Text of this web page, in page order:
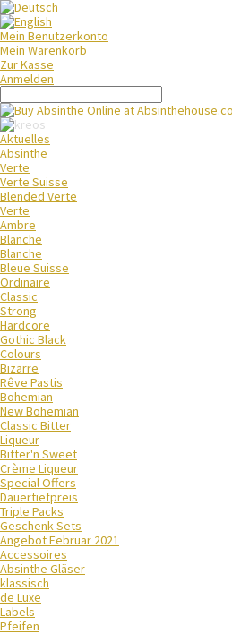
Mein Benutzerkonto
Mein Warenkorb
Zur Kasse
Anmelden
Aktuelles
Absinthe
Verte
Verte Suisse
Blended Verte
Verte
Ambre
Blanche
Blanche
Bleue Suisse
Ordinaire
Classic
Strong
Hardcore
Gothic Black
Colours
Bizarre
Rêve Pastis
Bohemian
New Bohemian
Classic Bitter
Liqueur
Bitter'n Sweet
Crème Liqueur
Special Offers
Dauertiefpreis
Triple Packs
Geschenk Sets
Angebot Februar 2021
Accessoires
Absinthe Gläser
klassisch
de Luxe
Labels
Pfeifen